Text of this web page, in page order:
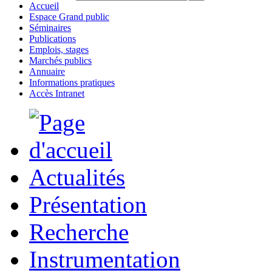
Accueil
Espace Grand public
Séminaires
Publications
Emplois, stages
Marchés publics
Annuaire
Informations pratiques
Accès Intranet
Actualités
Présentation
Recherche
Instrumentation